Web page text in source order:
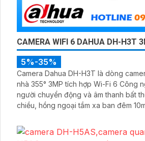
CAMERA WIFI 6 DAHUA DH-H3T
5%-35%
Camera Dahua DH-H3T là dòng
nhà 355° 3MP tích hợp Wi-Fi 6 Công
người chuyển động và âm thanh bất
chiều, hồng ngoại tầm xa ban đêm
DMSS